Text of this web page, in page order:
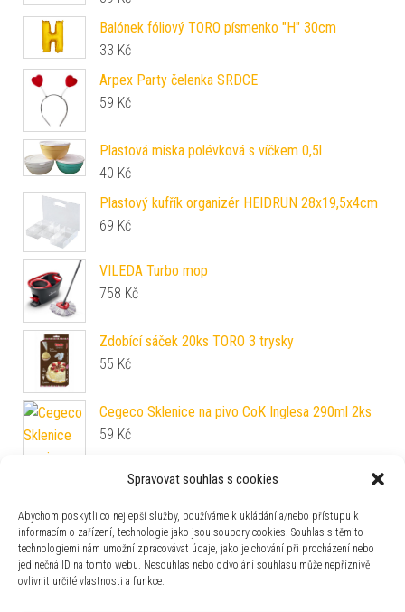
Spravovat souhlas s cookies
Abychom poskytli co nejlepší služby, používáme k ukládání a/nebo přístupu k
informacím o zařízení, technologie jako jsou soubory cookies. Souhlas s těmito
technologiemi nám umožní zpracovávat údaje, jako je chování při procházení nebo
jedinečná ID na tomto webu. Nesouhlas nebo odvolání souhlasu může nepříznivě
ovlivnit určité vlastnosti a funkce.
Balónek fóliový TORO písmenko "H" 30cm
33 Kč
Arpex Party čelenka SRDCE
59 Kč
Plastová miska polévková s víčkem 0,5l
40 Kč
Plastový kufřík organizér HEIDRUN 28x19,5x4cm
69 Kč
VILEDA Turbo mop
758 Kč
Zdobící sáček 20ks TORO 3 trysky
55 Kč
Cegeco Sklenice na pivo CoK Inglesa 290ml 2ks
59 Kč
Vonná svíčka ve skle PROVENCE 45 hodin spiced
berry